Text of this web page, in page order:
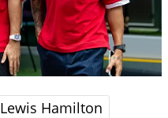
Lewis Hamilton